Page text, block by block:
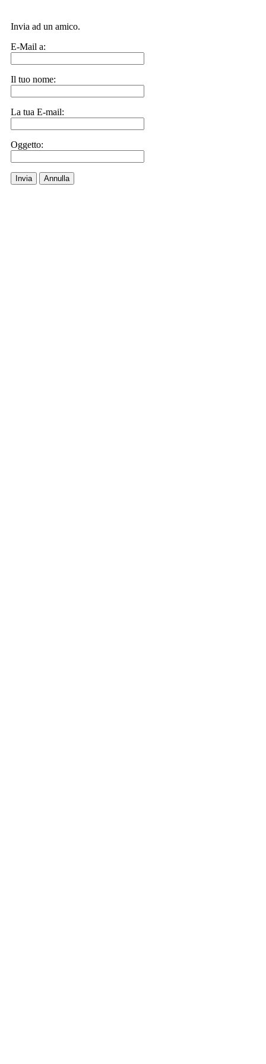
Invia ad un amico.
E-Mail a:
Il tuo nome:
La tua E-mail:
Oggetto:
Invia Annulla